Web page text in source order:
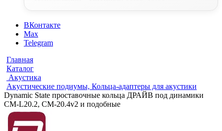
ВКонтакте
Max
Telegram
Главная
Каталог
Акустика
Акустические подиумы, Кольца-адаптеры для акустики
Dynamic State проставочные кольца ДРАЙВ под динамики
CM-L20.2, CM-20.4v2 и подобные